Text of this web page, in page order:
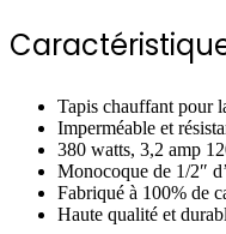
Tapis chauffant pour
Imperméable et
380 watts, 3,2 amp
Monocoque de 1/2″
Fabriqué à 100% de
Haute qualité et